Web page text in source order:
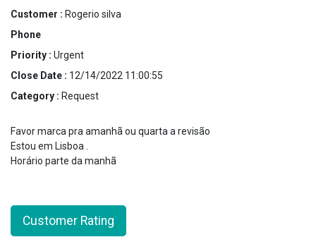
Customer : Rogerio silva
Phone
Priority : Urgent
Close Date : 12/14/2022 11:00:55
Category : Request
Favor marca pra amanhã ou quarta a revisão
Estou em Lisboa .
Horário parte da manhã
Customer Rating